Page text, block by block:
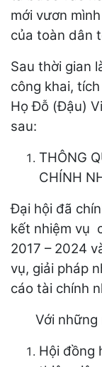
mới vươn
của toàn dân
Sau thời gian
công khai,
Họ Đỗ (Đậu)
sau:
THÔNG
CHÍNH
Đại hội đã
kết nhiệm vụ
2017 – 2024
vụ, giải pháp
cáo tài chính
Với những
Hội đồng